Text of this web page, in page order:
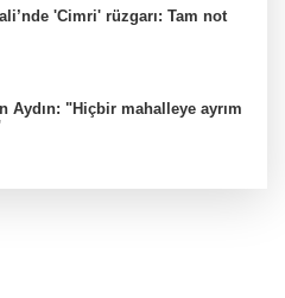
'Cimri' rüzgarı: Tam not
Aydın: "Hiçbir mahalleye ayrım